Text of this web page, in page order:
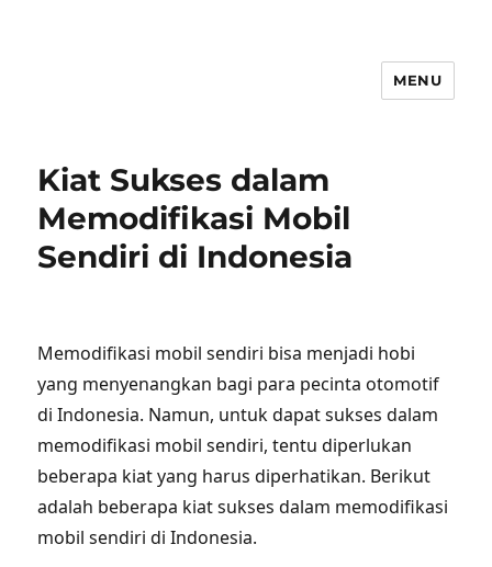
MENU
Kiat Sukses dalam
Memodifikasi Mobil
Sendiri di Indonesia
Memodifikasi mobil sendiri bisa menjadi hobi
yang menyenangkan bagi para pecinta otomotif
di Indonesia. Namun, untuk dapat sukses dalam
memodifikasi mobil sendiri, tentu diperlukan
beberapa kiat yang harus diperhatikan. Berikut
adalah beberapa kiat sukses dalam memodifikasi
mobil sendiri di Indonesia.